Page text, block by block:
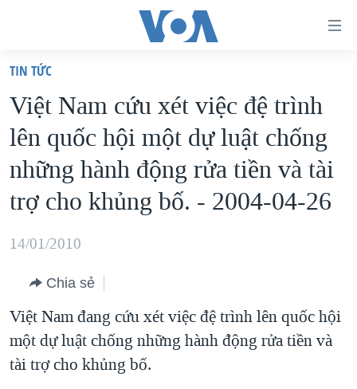
truy
cập
Tới
nội
chính
Tới
hướng
chính
tới
VIỆT NAM
HOA KỲ
BIỂN ĐÔNG
THẾ GIỚI
MỤC
TỰ DO BÁO CHÍ
VẠCH TRẦN TIN GIẢ
NGƯỜI VIỆT HẢI NGOẠI
CHUYÊN ĐỀ
CHIẾN TRANH THƯƠNG MẠI CỦA MỸ: QUÁ KHỨ VÀ HIỆN
TẠI
HỌC TIẾNG ANH
VIDEO
TIN TỨC
Việt Nam cứu xét việc đệ trình
lên quốc hội một dự luật chống
những hành động rửa tiền và tài
trợ cho khủng bố. - 2004-04-26
14/01/2010
Chia sẻ
Việt Nam đang cứu xét việc đệ trình lên quốc hội
một dự luật chống những hành động rửa tiền và
tài trợ cho khủng bố.